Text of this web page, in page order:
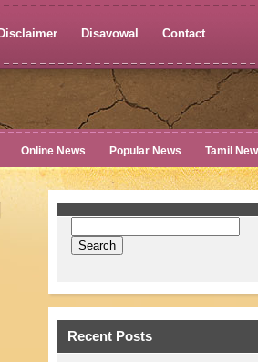
Disclaimer Disavowal Contact
Online News Popular News Tamil
Recent Posts